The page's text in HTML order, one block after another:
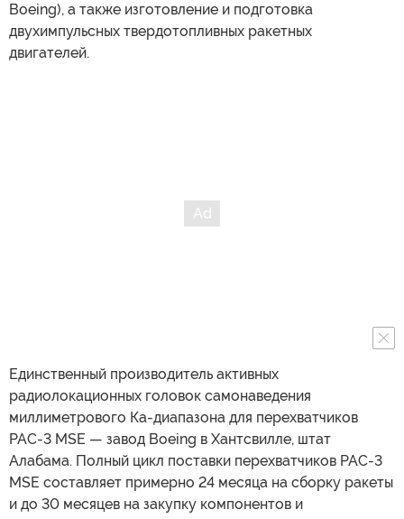
Boeing), а также изготовление и подготовка
двухимпульсных твердотопливных ракетных
двигателей.
Единственный производитель активных
радиолокационных головок самонаведения
миллиметрового Ка-диапазона для перехватчиков
PAC-3 MSE — завод Boeing в Хантсвилле, штат
Алабама. Полный цикл поставки перехватчиков PAC-3
MSE составляет примерно 24 месяца на сборку ракеты
и до 30 месяцев на закупку компонентов и